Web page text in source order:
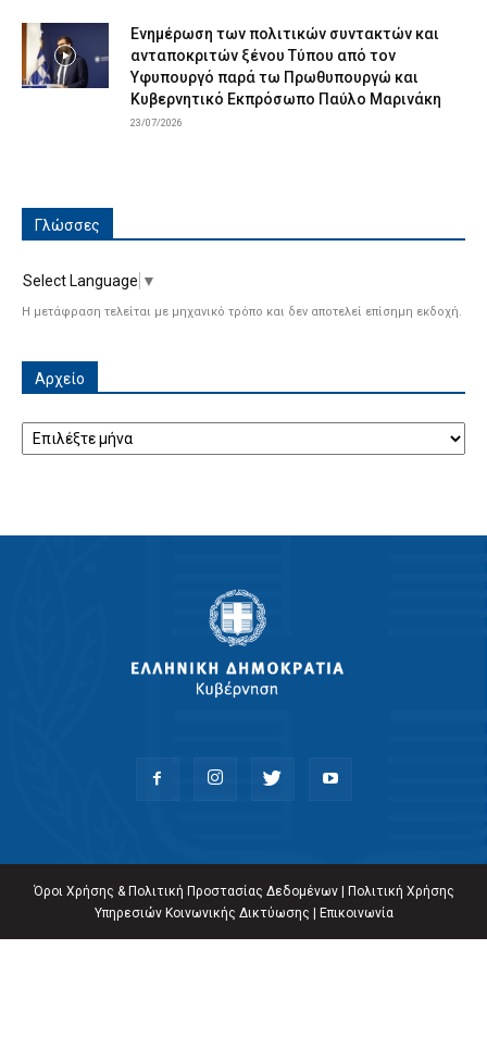
Ενημέρωση των πολιτικών συντακτών και
ανταποκριτών ξένου Τύπου από τον
Υφυπουργό παρά τω Πρωθυπουργώ και
Κυβερνητικό Εκπρόσωπο Παύλο Μαρινάκη
23/07/2026
Γλώσσες
Select Language ▼
Η μετάφραση τελείται με μηχανικό τρόπο και δεν αποτελεί επίσημη εκδοχή.
Αρχείο
Όροι Χρήσης & Πολιτική Προστασίας Δεδομένων|
Πολιτική Χρήσης
Υπηρεσιών Κοινωνικής Δικτύωσης
Επικοινωνία